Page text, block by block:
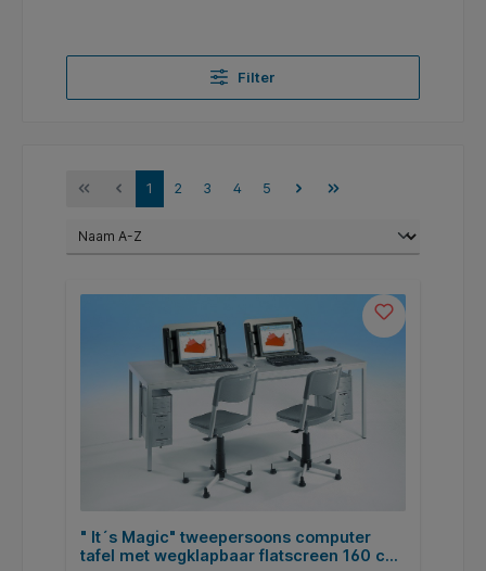
Filter
1 2 3 4 5
" It´s Magic" tweepersoons computer
tafel met wegklapbaar flatscreen 160 cm